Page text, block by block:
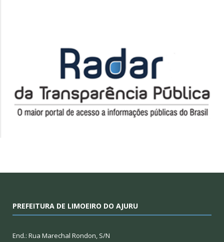
PREFEITURA DE LIMOEIRO DO AJURU
End.: Rua Marechal Rondon, S/N